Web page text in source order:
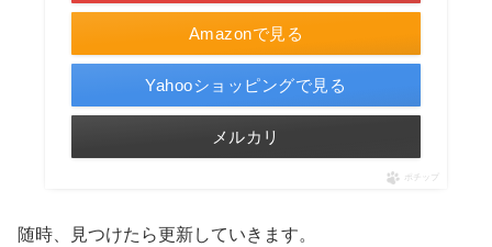
Amazonで見る
Yahooショッピングで見る
メルカリ
ポチップ
随時、見つけたら更新していきます。